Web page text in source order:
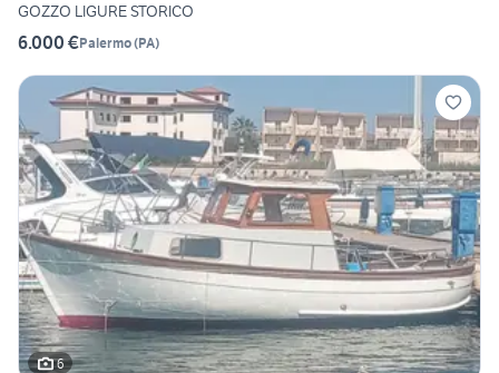
GOZZO LIGURE STORICO
6.000 €Palermo(PA)
6